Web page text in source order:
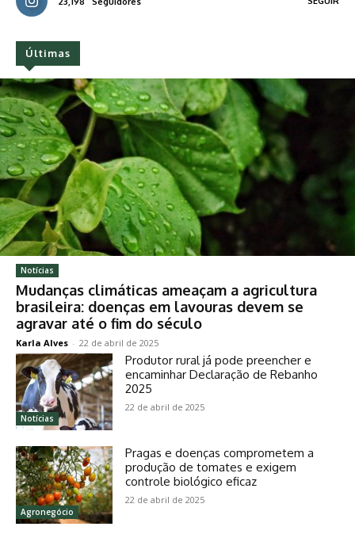
Últimas
Notícias
Mudanças climáticas ameaçam a agricultura
brasileira: doenças em lavouras devem se
agravar até o fim do século
Karla Alves - 22 de abril de 2025
Notícias
Produtor rural já pode preencher e
encaminhar Declaração de Rebanho
2025
22 de abril de 2025
Agronegócio
Pragas e doenças comprometem a
produção de tomates e exigem
controle biológico eficaz
22 de abril de 2025